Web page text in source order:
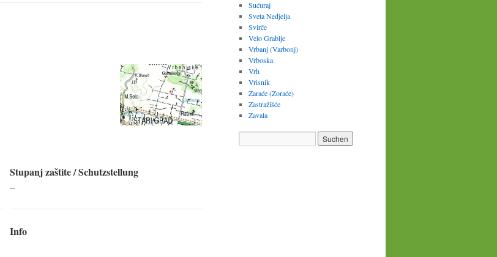
Stupanj zaštite / Schutzstellung
–
Info
Sućuraj
Sveta Nedjelja
Svirče
Velo Grablje
Vrbanj (Varbonj)
Vrboska
Vrh
Vrisnik
Zaraće (Zoraće)
Zastražišće
Zavala